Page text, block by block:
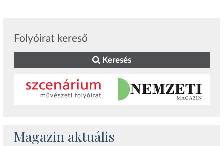
Folyóirat kereső
Keresés
Magazin aktuális